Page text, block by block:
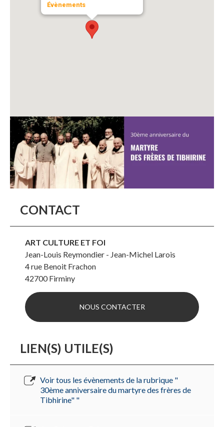
Évènements
CONTACT
ART CULTURE ET FOI
Jean-Louis Reymondier - Jean-Michel Larois
4 rue Benoit Frachon
42700 Firminy
NOUS CONTACTER
LIEN(S) UTILE(S)
Voir tous les évènements de la rubrique "
30ème anniversaire du martyre des frères de
Tibhirine" "